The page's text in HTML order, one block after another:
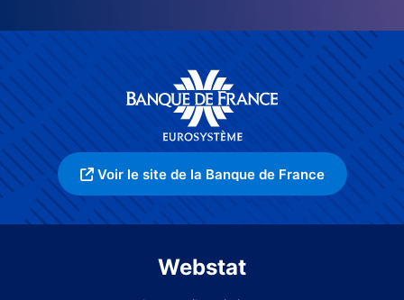
Voir le site de la Banque de France
Webstat